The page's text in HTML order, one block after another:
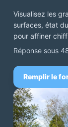
Visualisez les
surfaces, état
pour affiner
Réponse sous
Remplir le